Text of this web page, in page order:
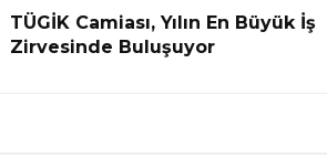
TÜGİK Camiası, Yılın En Büyük İş
Zirvesinde Buluşuyor